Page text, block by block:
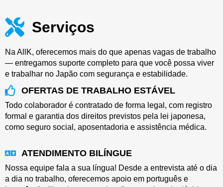
Serviços
Na AllK, oferecemos mais do que apenas vagas de trabalho
— entregamos suporte completo para que você possa viver
e trabalhar no Japão com segurança e estabilidade.
OFERTAS DE TRABALHO ESTÁVEL
Todo colaborador é contratado de forma legal, com registro
formal e garantia dos direitos previstos pela lei japonesa,
como seguro social, aposentadoria e assistência médica.
ATENDIMENTO BILÍNGUE
Nossa equipe fala a sua língua! Desde a entrevista até o dia
a dia no trabalho, oferecemos apoio em português e